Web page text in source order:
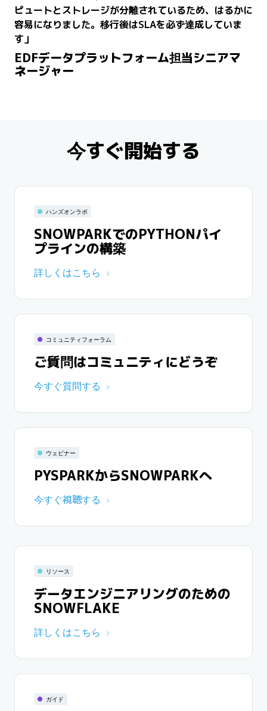
ピュートとストレージが分離されているため、はるかに
容易になりました。移行後はSLAを必ず達成していま
す」
EDFデータプラットフォーム担当シニアマ
ネージャー
今すぐ開始する
ハンズオンラボ
SNOWPARKでのPYTHONパイ
プラインの構築
詳しくはこちら
コミュニティフォーラム
ご質問はコミュニティにどうぞ
今すぐ質問する
ウェビナー
PYSPARKからSNOWPARKへ
今すぐ視聴する
リソース
データエンジニアリングのための
SNOWFLAKE
詳しくはこちら
ガイド